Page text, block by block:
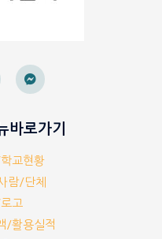
바로가기
교현황
람/단체
고
/활용실적